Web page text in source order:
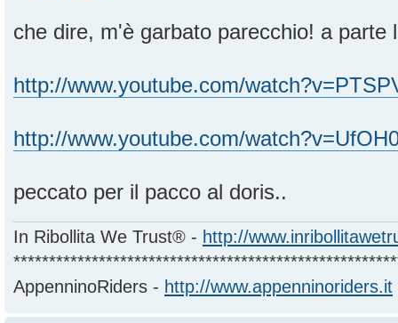
che dire, m'è garbato parecchio! a
http://www.youtube.com/
http://www.youtube.com/
peccato per il pacco al doris..
In Ribollita We Trust® - http://
AppenninoRiders - http://www.appenninoriders.it